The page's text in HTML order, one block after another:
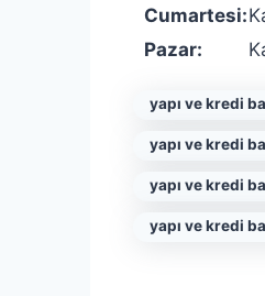
Cumartesi:
Pazar:
yapı ve kredi
yapı ve kredi
yapı ve kredi
yapı ve kredi